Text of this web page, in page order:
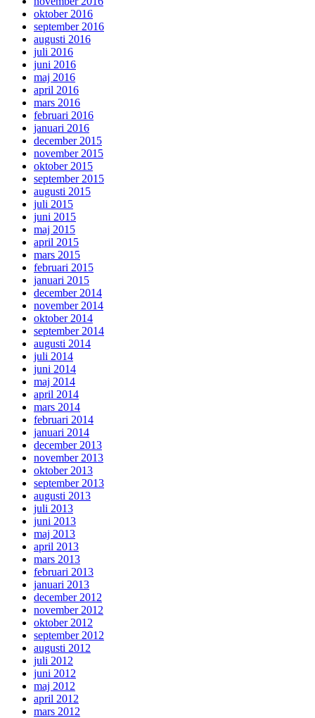
oktober 2016
september 2016
augusti 2016
juli 2016
juni 2016
maj 2016
april 2016
mars 2016
februari 2016
januari 2016
december 2015
november 2015
oktober 2015
september 2015
augusti 2015
juli 2015
juni 2015
maj 2015
april 2015
mars 2015
februari 2015
januari 2015
december 2014
november 2014
oktober 2014
september 2014
augusti 2014
juli 2014
juni 2014
maj 2014
april 2014
mars 2014
februari 2014
januari 2014
december 2013
november 2013
oktober 2013
september 2013
augusti 2013
juli 2013
juni 2013
maj 2013
april 2013
mars 2013
februari 2013
januari 2013
december 2012
november 2012
oktober 2012
september 2012
augusti 2012
juli 2012
juni 2012
maj 2012
april 2012
mars 2012